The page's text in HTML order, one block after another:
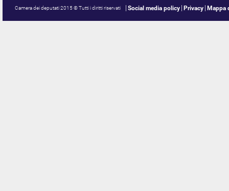
Camera dei deputati 2015 © Tutti i diritti riservati Social media policy Privacy Mappa